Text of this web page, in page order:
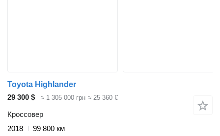
Toyota Highlander
29 300 $
≈ 1 305 000 грн ≈ 25 360 €
Кроссовер
2018
99 800 км